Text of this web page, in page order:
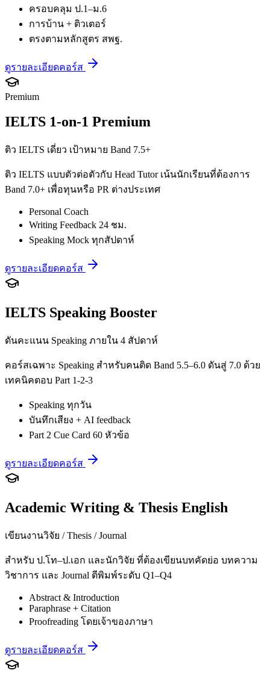
ครอบคลุม ป.1–ม.6
การบ้าน + ติวเตอร์
ตรงตามหลักสูตร สพฐ.
ดูรายละเอียดคอร์ส
Premium
IELTS 1-on-1 Premium
ติว IELTS เดี่ยว เป้าหมาย Band 7.5+
ติว IELTS แบบตัวต่อตัวกับ Head Tutor เน้นนักเรียนที่ต้องการ
Band 7.0+ เพื่อทุนหรือ PR ต่างประเทศ
Personal Coach
Writing Feedback 24 ชม.
Speaking Mock ทุกสัปดาห์
ดูรายละเอียดคอร์ส
IELTS Speaking Booster
ดันคะแนน Speaking ภายใน 4 สัปดาห์
คอร์สเฉพาะ Speaking สำหรับคนติด Band 5.5–6.0 ดันสู่ 7.0 ด้วย
เทคนิคตอบ Part 1-2-3
Speaking ทุกวัน
บันทึกเสียง + AI feedback
Part 2 Cue Card 60 หัวข้อ
ดูรายละเอียดคอร์ส
Academic Writing & Thesis English
เขียนงานวิจัย / Thesis / Journal
สำหรับ ป.โท–ป.เอก และนักวิจัย ที่ต้องเขียนบทคัดย่อ บทความ
วิชาการ และ Journal ตีพิมพ์ระดับ Q1–Q4
Abstract & Introduction
Paraphrase + Citation
Proofreading โดยเจ้าของภาษา
ดูรายละเอียดคอร์ส